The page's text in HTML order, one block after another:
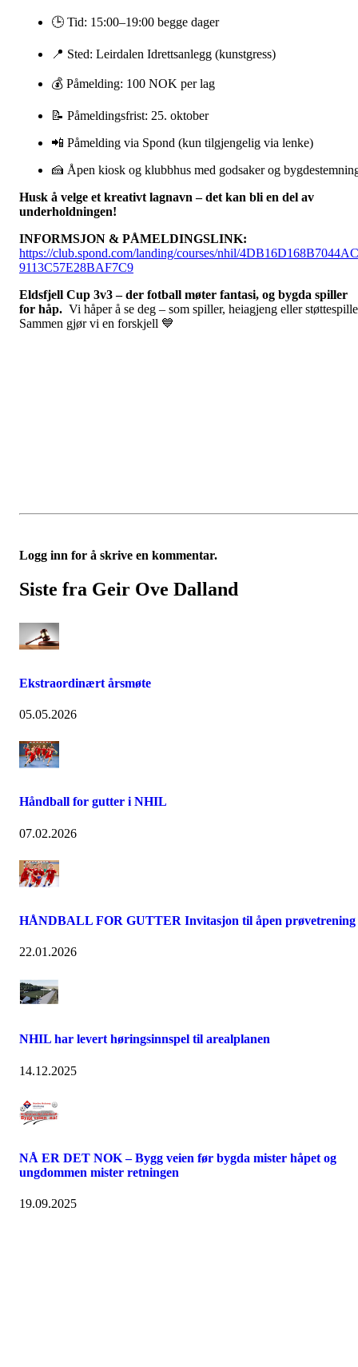
🕒 Tid: 15:00–19:00 begge dager
📍 Sted: Leirdalen Idrettsanlegg (kunstgress)
💰 Påmelding: 100 NOK per lag
📝 Påmeldingsfrist: 25. oktober
📲 Påmelding via Spond (kun tilgjengelig via lenke)
🍰 Åpen kiosk og klubbhus med godsaker og
Husk å velge et kreativt lagnavn – det kan bli en del av
underholdningen!
INFORMSJON & PÅMELDINGSLINK:
https://club.spond.com/landing/courses/nhil/4DB16D168B7044AC
9113C57E28BAF7C9
Eldsfjell Cup 3v3 – der fotball møter fantasi, og bygda spiller
for håp. Vi håper å se deg – som spiller, heiagjeng eller
Sammen gjør vi en forskjell 💙
Logg inn for å skrive en kommentar.
Siste fra Geir Ove Dalland
Ekstraordinært årsmøte
05.05.2026
Håndball for gutter i NHIL
07.02.2026
HÅNDBALL FOR GUTTER Invitasjon til åpen prøvetrening
22.01.2026
NHIL har levert høringsinnspel til arealplanen
14.12.2025
NÅ ER DET NOK – Bygg veien før bygda mister håpet og
ungdommen mister retningen
19.09.2025